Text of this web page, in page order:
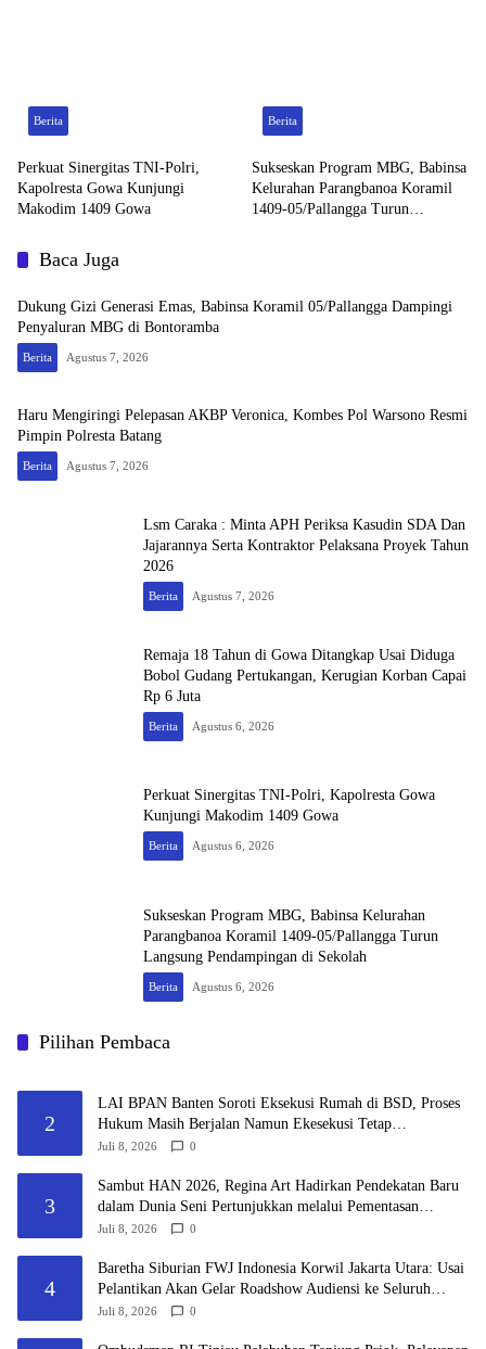
Berita
Perkuat Sinergitas TNI-Polri,
Kapolresta Gowa Kunjungi
Makodim 1409 Gowa
Berita
Sukseskan Program MBG, Babinsa
Kelurahan Parangbanoa Koramil
1409-05/Pallangga Turun
Baca Juga
Dukung Gizi Generasi Emas, Babinsa Koramil 05/Pallangga Dampingi
Penyaluran MBG di Bontoramba
Berita Agustus 7, 2026
Haru Mengiringi Pelepasan AKBP Veronica, Kombes Pol Warsono Resmi
Pimpin Polresta Batang
Berita Agustus 7, 2026
Lsm Caraka : Minta APH Periksa Kasudin SDA Dan
Jajarannya Serta Kontraktor Pelaksana Proyek Tahun
2026
Berita Agustus 7, 2026
Remaja 18 Tahun di Gowa Ditangkap Usai Diduga
Bobol Gudang Pertukangan, Kerugian Korban Capai
Rp 6 Juta
Berita Agustus 6, 2026
Perkuat Sinergitas TNI-Polri, Kapolresta Gowa
Kunjungi Makodim 1409 Gowa
Berita Agustus 6, 2026
Sukseskan Program MBG, Babinsa Kelurahan
Parangbanoa Koramil 1409-05/Pallangga Turun
Langsung Pendampingan di Sekolah
Berita Agustus 6, 2026
Pilihan Pembaca
2
LAI BPAN Banten Soroti Eksekusi Rumah di BSD, Proses
Hukum Masih Berjalan Namun Ekesekusi Tetap
Dilaksanakan “Keadilan Tidak Boleh Berhenti Pada
Juli 8, 2026 0
3
Sambut HAN 2026, Regina Art Hadirkan Pendekatan Baru
dalam Dunia Seni Pertunjukkan melalui Pementasan
Fantasy Land
Juli 8, 2026 0
4
Baretha Siburian FWJ Indonesia Korwil Jakarta Utara: Usai
Pelantikan Akan Gelar Roadshow Audiensi ke Seluruh
Pemangku Kepentingan
Juli 8, 2026 0